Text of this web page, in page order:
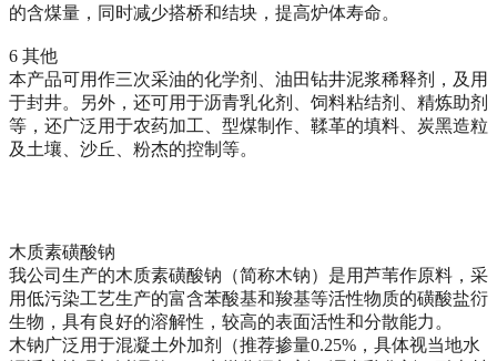
的含煤量，同时减少搭桥和结块，提高炉体寿命。
6 其他
本产品可用作三次采油的化学剂、油田钻井泥浆稀释剂，及用
于封井。另外，还可用于沥青乳化剂、饲料粘结剂、精炼助剂
等，还广泛用于农药加工、型煤制作、鞣革的填料、炭黑造粒
及土壤、沙丘、粉杰的控制等。
木质素磺酸钠
我公司生产的木质素磺酸钠（简称木钠）是用芦苇作原料，采
用低污染工艺生产的富含苯酸基和羧基等活性物质的磺酸盐衍
生物，具有良好的溶解性，较高的表面活性和分散能力。
木钠广泛用于混凝土外加剂（推荐掺量0.25%，具体视当地水